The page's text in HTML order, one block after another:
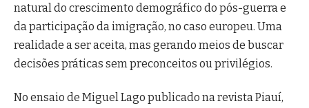
natural do crescimento demográfico do pós-guerra e
da participação da imigração, no caso europeu. Uma
realidade a ser aceita, mas gerando meios de buscar
decisões práticas sem preconceitos ou privilégios.
No ensaio de Miguel Lago publicado na revista Piauí,